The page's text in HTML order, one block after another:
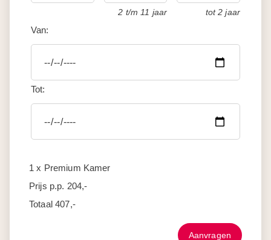
2 t/m 11 jaar tot 2 jaar
Van:
Tot:
1 x Premium Kamer
Prijs p.p. 204,-
Totaal407,-
Aanvragen